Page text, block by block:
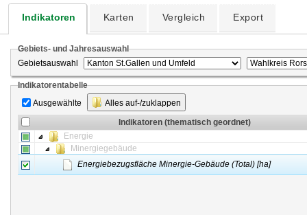
Indikatoren Karten Vergleich Export
Gebiets- und Jahresauswahl
Gebietsauswahl
Indikatorentabelle
Ausgewählte
Alles auf-/zuklappen
Indikatoren (thematisch geordnet)
Energie
Minergiegebäude
Energiebezugsfläche Minergie-Gebäude (Total) [ha]